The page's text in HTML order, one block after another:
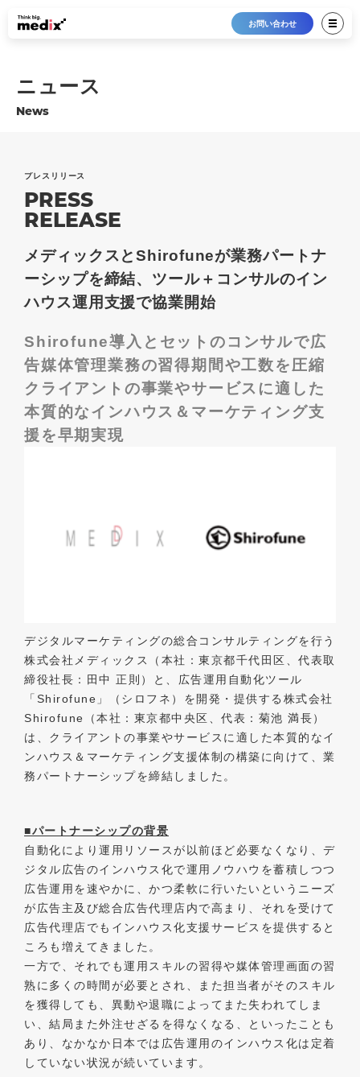
お問い合わせ
ニュース
News
プレスリリース
PRESS
RELEASE
メディックスとShirofuneが業務パートナ
ーシップを締結、ツール＋コンサルのイン
ハウス運用支援で協業開始
Shirofune導入とセットのコンサルで広
告媒体管理業務の習得期間や工数を圧縮
クライアントの事業やサービスに適した
本質的なインハウス＆マーケティング支
援を早期実現
デジタルマーケティングの総合コンサルティングを行う
株式会社メディックス（本社：東京都千代田区、代表取
締役社長：田中 正則）と、広告運用自動化ツール
「Shirofune」（シロフネ）を開発・提供する株式会社
Shirofune（本社：東京都中央区、代表：菊池 満長）
は、クライアントの事業やサービスに適した本質的なイ
ンハウス＆マーケティング支援体制の構築に向けて、業
務パートナーシップを締結しました。
■パートナーシップの背景
自動化により運用リソースが以前ほど必要なくなり、デ
ジタル広告のインハウス化で運用ノウハウを蓄積しつつ
広告運用を速やかに、かつ柔軟に行いたいというニーズ
が広告主及び総合広告代理店内で高まり、それを受けて
広告代理店でもインハウス化支援サービスを提供すると
ころも増えてきました。
一方で、それでも運用スキルの習得や媒体管理画面の習
熟に多くの時間が必要とされ、また担当者がそのスキル
を獲得しても、異動や退職によってまた失われてしま
い、結局また外注せざるを得なくなる、といったことも
あり、なかなか日本では広告運用のインハウス化は定着
していない状況が続いています。